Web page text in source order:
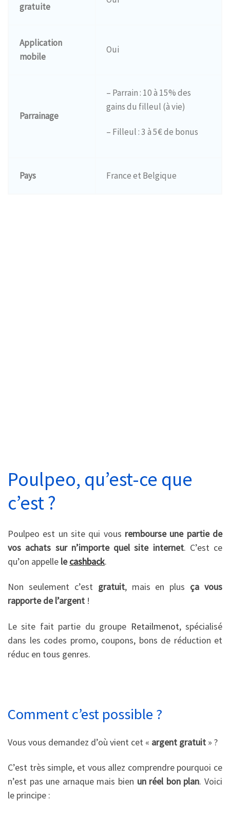
gratuite
Application
mobile
Oui
Parrainage
– Parrain : 10 à 15% des
gains du filleul (à vie)
– Filleul : 3 à 5€ de bonus
Pays France et Belgique
Poulpeo, qu’est-ce que
c’est ?
Poulpeo est un site qui vous rembourse une partie de
vos achats sur n’importe quel site internet. C’est ce
qu’on appelle lecashback.
Non seulement c’est gratuit, mais en plus ça vous
rapporte de l’argent !
Le site fait partie du groupe Retailmenot, spécialisé
dans les codes promo, coupons, bons de réduction et
réduc en tous genres.
Comment c’est possible ?
Vous vous demandez d’où vient cet « argent gratuit » ?
C’est très simple, et vous allez comprendre pourquoi ce
n’est pas une arnaque mais bien un réel bon plan. Voici
le principe :